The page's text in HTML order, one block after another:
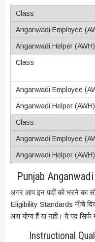
Punjab
अगर आप इन पदों को भरने का
Eligibility Standards नीचे
आप योग्य हैं या नहीं। ये पद
Instructional